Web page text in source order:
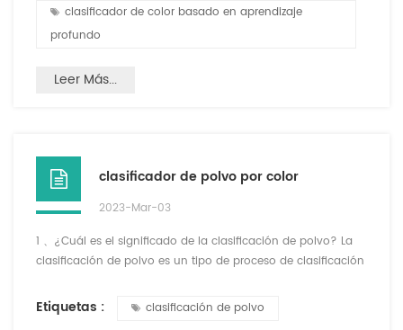
de nuestros es...
clasificador de color basado en aprendizaje
profundo
Leer Más...
clasificador de polvo por color
2023-Mar-03
1 、¿Cuál es el significado de la clasificación de polvo? La
clasificación de polvo es un tipo de proceso de clasificación
defectos de los materiales en polvo en función de su
tamaño, forma, color u otras características. La clasificación
Etiquetas : clasificación de polvo